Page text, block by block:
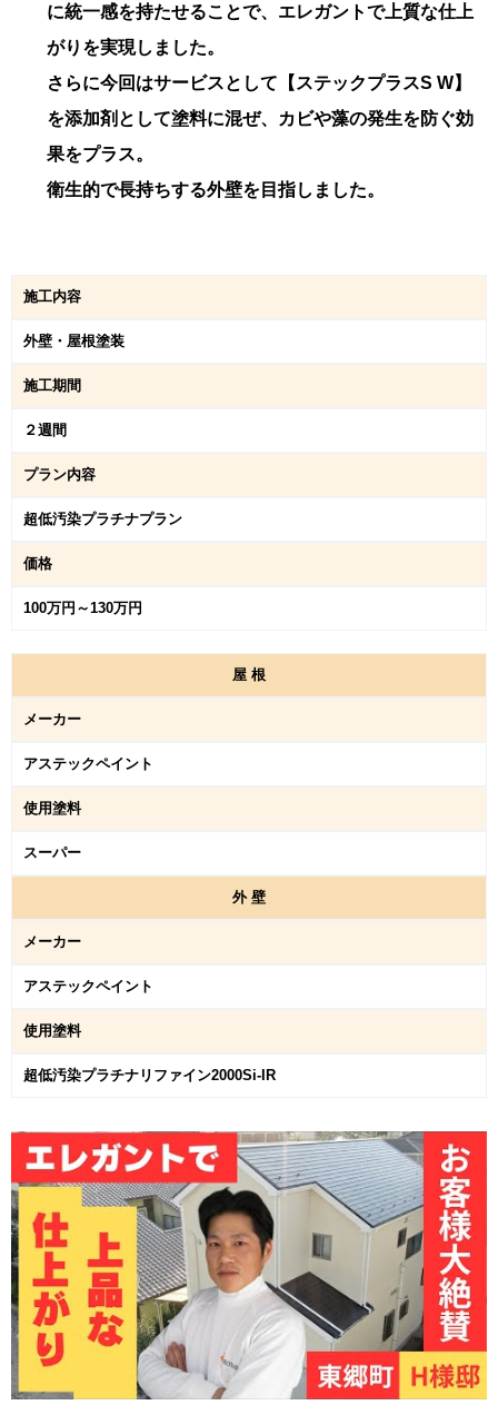
に統一感を持たせることで、エレガントで上質な仕上
がりを実現しました。
さらに今回はサービスとして【ステックプラスS W】
を添加剤として塗料に混ぜ、カビや藻の発生を防ぐ効
果をプラス。
衛生的で長持ちする外壁を目指しました。
施工内容
外壁・屋根塗装
施工期間
２週間
プラン内容
超低汚染プラチナプラン
価格
100万円～130万円
屋 根
メーカー
アステックペイント
使用塗料
スーパー
外 壁
メーカー
アステックペイント
使用塗料
超低汚染プラチナリファイン2000Si-IR